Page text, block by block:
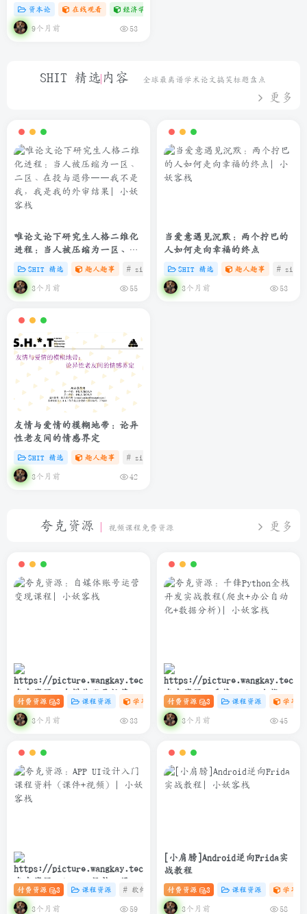
资本论 在线观看 经济学专题
9个月前 53
SHIT 精选内容 全球最离谱学术论文搞笑标题盘点
更多
唯论文论下研究生人格二维化
进程：当人被压缩为一区、二
区、在投与退修——我不是
我，我是我的外审结果
SHIT 精选 趣人趣事 # zibll # C # SHIT
3个月前 55
当爱意遇见沉默：两个拧巴的
人如何走向幸福的终点
SHIT 精选 趣人趣事 # zibll
3个月前 53
友情与爱情的模糊地带：论异
性老友间的情感界定
SHIT 精选 趣人趣事 # zibll
3个月前 42
夸克资源 视频课程免费资源 更多
夸克资源：自媒体账号运营变
现课程
付费资源 3 课程资源 学习资料课 # 设计 # 自媒体 # 账号运营
3个月前 33
夸克资源：千锋Python全栈开
发实战教程(爬虫+办公自动化
+数据分析)
付费资源 3 课程资源 学习资
3个月前 45
夸克资源：APP UI设计入门课
程资料（课件+视频）
付费资源 3 课程资源 # 软件 # 设计 # UI 课程
3个月前 59
[小肩膀]Android逆向Frida实
战教程
付费资源 3 课程资源 学习资
3个月前 58